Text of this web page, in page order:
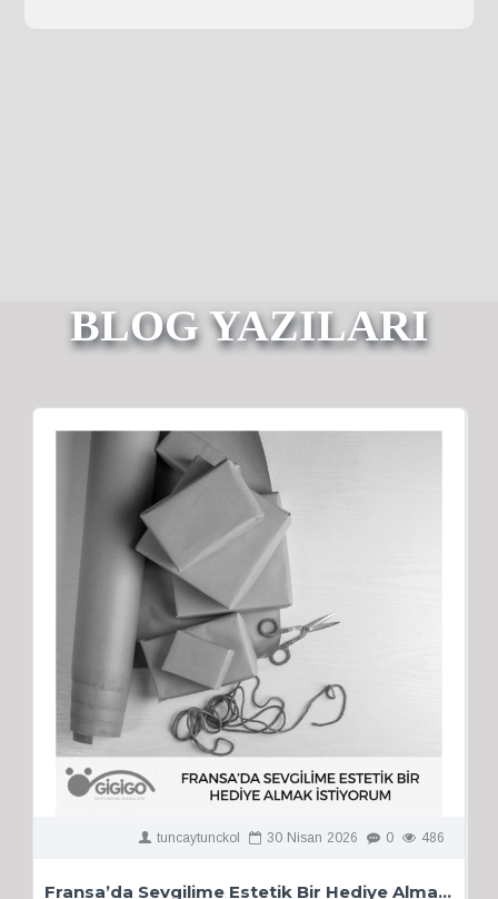
BLOG YAZILARI
tuncaytunckol 30 Nisan 2026 0 486
Fransa’da Sevgilime Estetik Bir Hediye Almak İstiyorum